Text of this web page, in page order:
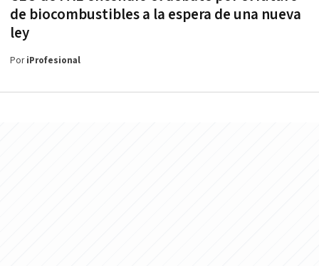
de biocombustibles a la espera de una nueva
ley
PoriProfesional